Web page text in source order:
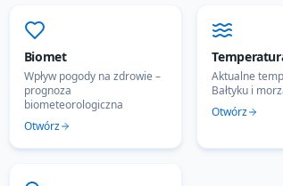
Biomet
Wpływ pogody na zdrowie –
prognoza
biometeorologiczna
Otwórz
Aktualne
Bałtyku i
Otwórz